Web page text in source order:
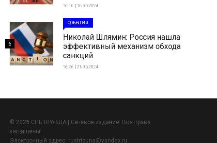
16:16 | 16-05-2024
СОБЫТИЯ
Николай Шлямин: Россия нашла
эффективный механизм обхода
санкций
16:26 | 21-05-2024
6
© 2026 СПБ ПРАВДА | Сетевое издание. Все права
защищены.
Электронный адрес: rustribuna@yandex.ru